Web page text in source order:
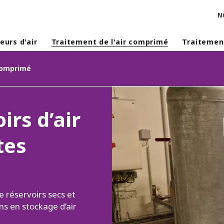
d'air Traitement de l'air comprimé
d’air
réservoirs secs et
en stockage d’air